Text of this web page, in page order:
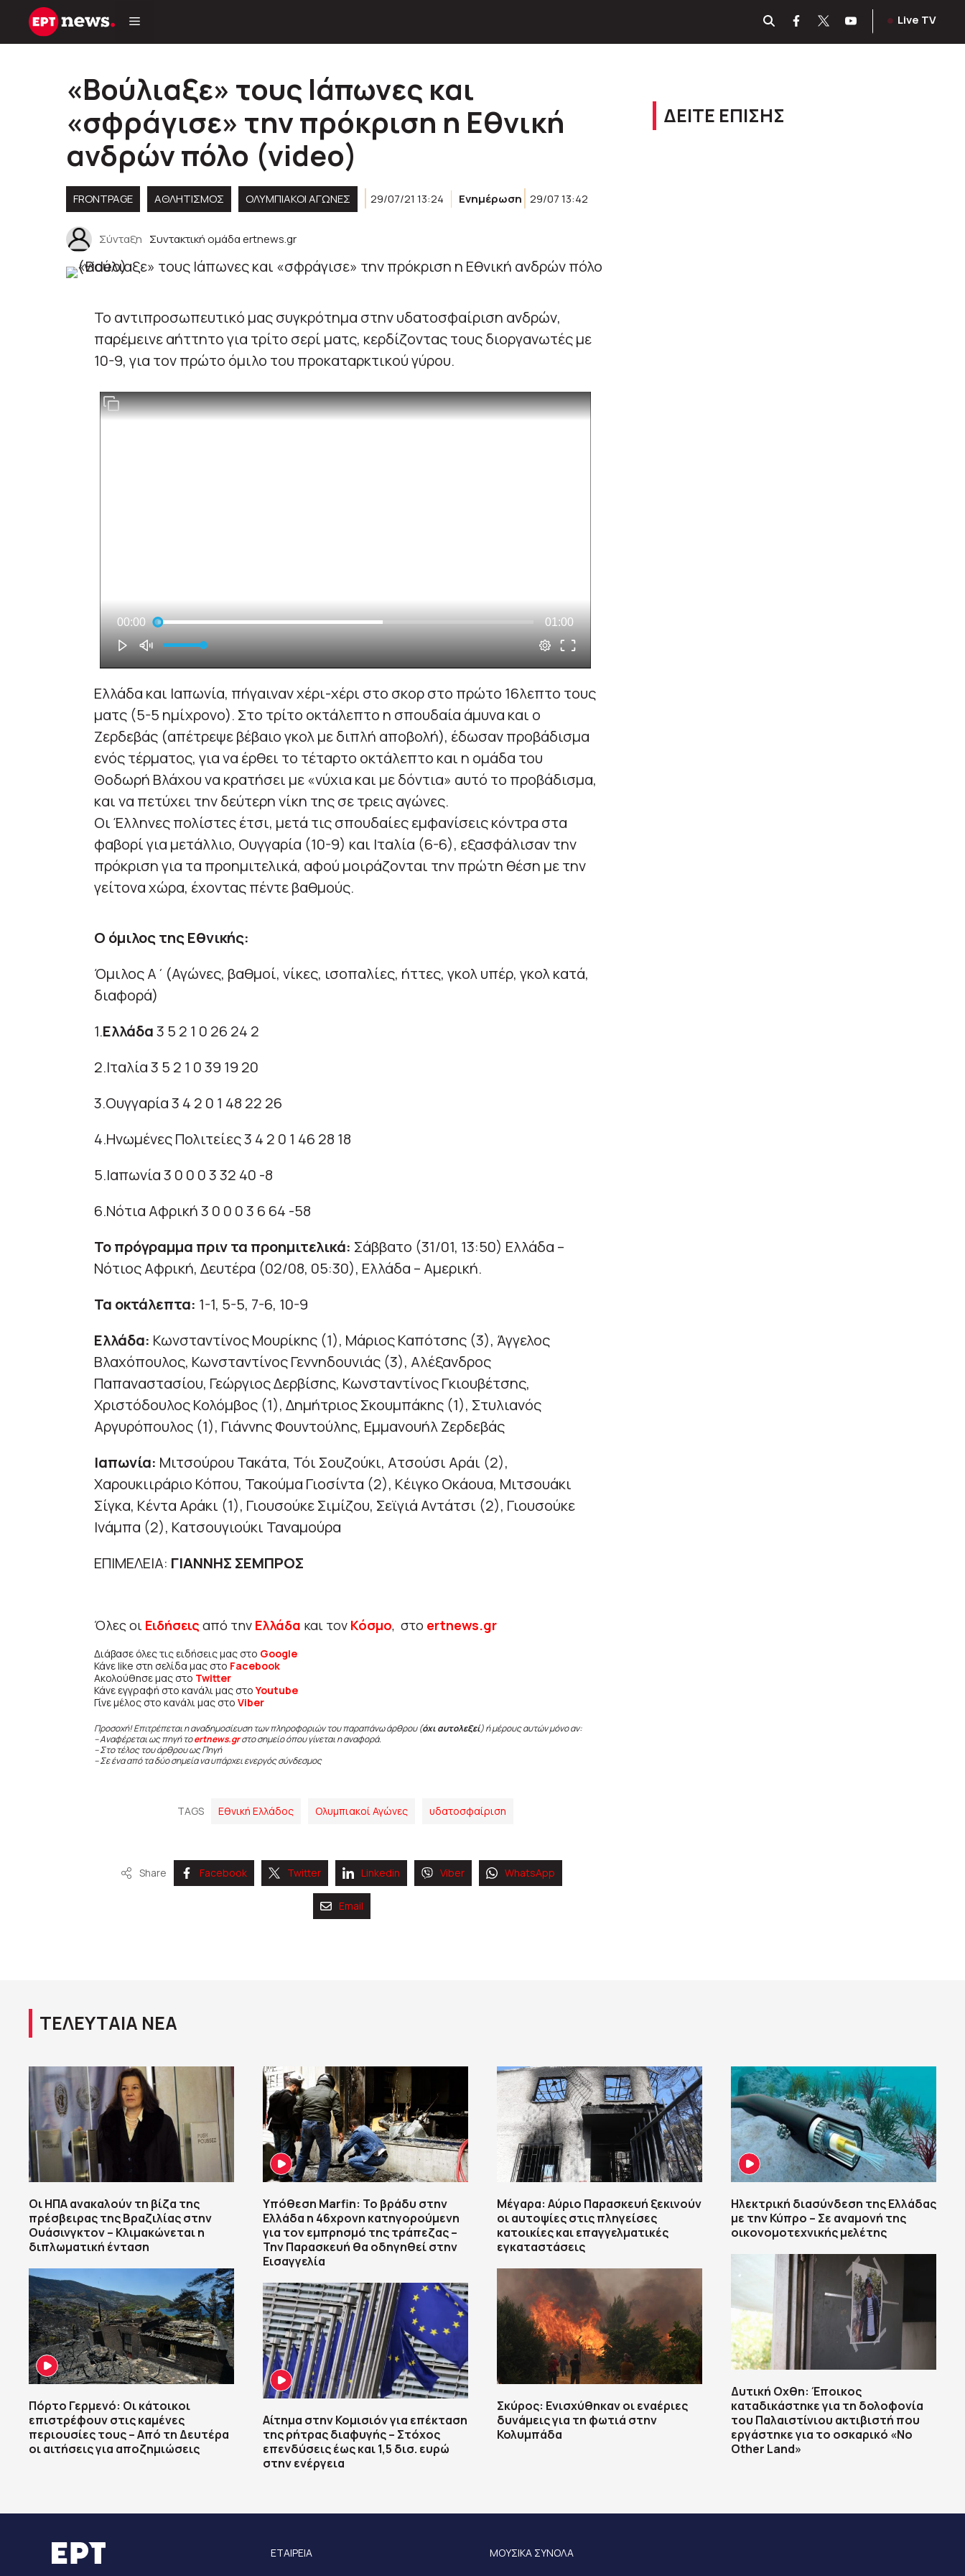
Μετάβαση
Live TV
«Βούλιαξε» τους Ιάπωνες και
«σφράγισε» την πρόκριση η Εθνική
ανδρών πόλο (video)
FRONTPAGE ΑΘΛΗΤΙΣΜΟΣ ΟΛΥΜΠΙΑΚΟΊ ΑΓΏΝΕΣ 29/07/21 13:24 Ενημέρωση 29/07 13:42
Σύνταξη Συντακτική ομάδα ertnews.gr
Το αντιπροσωπευτικό μας συγκρότημα στην υδατοσφαίριση ανδρών,
παρέμεινε αήττητο για τρίτο σερί ματς, κερδίζοντας τους διοργανωτές με
10-9, για τον πρώτο όμιλο του προκαταρκτικού γύρου.
Ελλάδα και Ιαπωνία, πήγαιναν χέρι-χέρι στο σκορ στο πρώτο 16λεπτο τους
ματς (5-5 ημίχρονο). Στο τρίτο οκτάλεπτο η σπουδαία άμυνα και ο
Ζερδεβάς (απέτρεψε βέβαιο γκολ με διπλή αποβολή), έδωσαν προβάδισμα
ενός τέρματος, για να έρθει το τέταρτο οκτάλεπτο και η ομάδα του
Θοδωρή Βλάχου να κρατήσει με «νύχια και με δόντια» αυτό το προβάδισμα,
και να πετύχει την δεύτερη νίκη της σε τρεις αγώνες.
Οι Έλληνες πολίστες έτσι, μετά τις σπουδαίες εμφανίσεις κόντρα στα
φαβορί για μετάλλιο, Ουγγαρία (10-9) και Ιταλία (6-6), εξασφάλισαν την
πρόκριση για τα προημιτελικά, αφού μοιράζονται την πρώτη θέση με την
γείτονα χώρα, έχοντας πέντε βαθμούς.
Ο όμιλος της Εθνικής:
Όμιλος Α΄(Αγώνες, βαθμοί, νίκες, ισοπαλίες, ήττες, γκολ υπέρ, γκολ κατά,
διαφορά)
1.Ελλάδα3 5 2 1 0 26 24 2
2.Ιταλία 3 5 2 1 0 39 19 20
3.Ουγγαρία 3 4 2 0 1 48 22 26
4.Ηνωμένες Πολιτείες 3 4 2 0 1 46 28 18
5.Ιαπωνία 3 0 0 0 3 32 40 -8
6.Νότια Αφρική 3 0 0 0 3 6 64 -58
Το πρόγραμμα πριν τα προημιτελικά: Σάββατο (31/01, 13:50) Ελλάδα –
Νότιος Αφρική, Δευτέρα (02/08, 05:30), Ελλάδα – Αμερική.
Τα οκτάλεπτα: 1-1, 5-5, 7-6, 10-9
Ελλάδα: Κωνσταντίνος Μουρίκης (1), Μάριος Καπότσης (3), Άγγελος
Βλαχόπουλος, Κωνσταντίνος Γεννηδουνιάς (3), Αλέξανδρος
Παπαναστασίου, Γεώργιος Δερβίσης, Κωνσταντίνος Γκιουβέτσης,
Χριστόδουλος Κολόμβος (1), Δημήτριος Σκουμπάκης (1), Στυλιανός
Αργυρόπουλος (1), Γιάννης Φουντούλης, Εμμανουήλ Ζερδεβάς
Ιαπωνία: Μιτσούρου Τακάτα, Τόι Σουζούκι, Ατσούσι Αράι (2),
Χαρουκιιράριο Κόπου, Τακούμα Γιοσίντα (2), Κέιγκο Οκάουα, Μιτσουάκι
Σίγκα, Κέντα Αράκι (1), Γιουσούκε Σιμίζου, Σεϊγιά Αντάτσι (2), Γιουσούκε
Ινάμπα (2), Κατσουγιούκι Ταναμούρα
ΕΠΙΜΕΛΕΙΑ: ΓΙΑΝΝΗΣ ΣΕΜΠΡΟΣ
Όλες οι Ειδήσεις από την Ελλάδα και τον Κόσμο, στο ertnews.gr
Διάβασε όλες τις ειδήσεις μας στο Google
Κάνε like στη σελίδα μας στο Facebook
Ακολούθησε μας στο Twitter
Κάνε εγγραφή στο κανάλι μας στοYoutube
Γίνε μέλος στο κανάλι μας στο Viber
Προσοχή! Επιτρέπεται η αναδημοσίευση των πληροφοριών του παραπάνω άρθρου (όχι αυτολεξεί) ή μέρους αυτών μόνο αν:
– Αναφέρεται ως πηγή τοertnews.gr στο σημείο όπου γίνεται η αναφορά.
– Στο τέλος του άρθρου ως Πηγή
– Σε ένα από τα δύο σημεία να υπάρχει ενεργός σύνδεσμος
TAGS Εθνική Ελλάδος Ολυμπιακοί Αγώνες υδατοσφαίριση
Share Facebook Twitter Linkedin Viber WhatsApp
Email
ΔΕΙΤΕ ΕΠΙΣΗΣ
ΤΕΛΕΥΤΑΙΑ ΝΕΑ
Οι ΗΠΑ ανακαλούν τη βίζα της
πρέσβειρας της Βραζιλίας στην
Ουάσινγκτον – Κλιμακώνεται η
διπλωματική ένταση
Πόρτο Γερμενό: Οι κάτοικοι
επιστρέφουν στις καμένες
περιουσίες τους – Aπό τη Δευτέρα
οι αιτήσεις για αποζημιώσεις
Υπόθεση Marfin: Το βράδυ στην
Ελλάδα η 46χρονη κατηγορούμενη
για τον εμπρησμό της τράπεζας –
Την Παρασκευή θα οδηγηθεί στην
Εισαγγελία
Αίτημα στην Κομισιόν για επέκταση
της ρήτρας διαφυγής – Στόχος
επενδύσεις έως και 1,5 δισ. ευρώ
στην ενέργεια
Μέγαρα: Αύριο Παρασκευή ξεκινούν
οι αυτοψίες στις πληγείσες
κατοικίες και επαγγελματικές
εγκαταστάσεις
Σκύρος: Ενισχύθηκαν οι εναέριες
δυνάμεις για τη φωτιά στην
Κολυμπάδα
Ηλεκτρική διασύνδεση της Ελλάδας
με την Κύπρο – Σε αναμονή της
οικονομοτεχνικής μελέτης
Δυτική Οχθη: Έποικος
καταδικάστηκε για τη δολοφονία
του Παλαιστίνιου ακτιβιστή που
εργάστηκε για το οσκαρικό «No
Other Land»
ΕΤΑΙΡΕΙΑ
ΜΟΥΣΙΚΑ ΣΥΝΟΛΑ